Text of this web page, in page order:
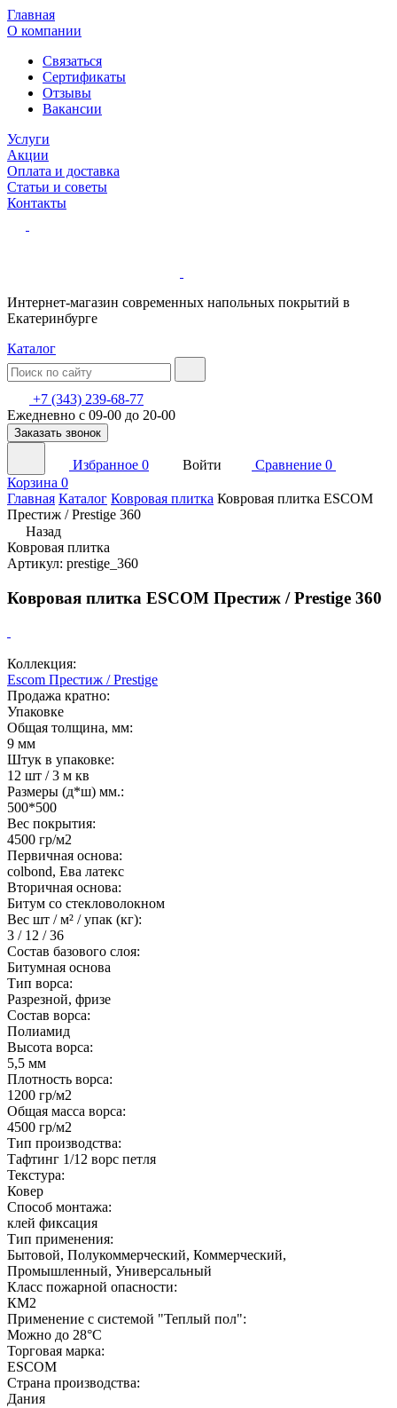
Главная
О компании
Связаться
Сертификаты
Отзывы
Вакансии
Услуги
Акции
Оплата и доставка
Статьи и советы
Контакты
Интернет-магазин современных напольных покрытий в
Екатеринбурге
Каталог
+7 (343) 239-68-77
Ежедневно с 09-00 до 20-00
Заказать звонок
Избранное 0 Войти Сравнение 0
Корзина 0
Главная Каталог Ковровая плитка Ковровая плитка ESCOM
Престиж / Prestige 360
Назад
Ковровая плитка
Артикул: prestige_360
Ковровая плитка ESCOM Престиж / Prestige 360
Коллекция:
Escom Престиж / Prestige
Продажа кратно:
Упаковке
Общая толщина, мм:
9 мм
Штук в упаковке:
12 шт / 3 м кв
Размеры (д*ш) мм.:
500*500
Вес покрытия:
4500 гр/м2
Первичная основа:
colbond, Ева латекс
Вторичная основа:
Битум со стекловолокном
Вес шт / м² / упак (кг):
3 / 12 / 36
Состав базового слоя:
Битумная основа
Тип ворса:
Разрезной, фризе
Состав ворса:
Полиамид
Высота ворса:
5,5 мм
Плотность ворса:
1200 гр/м2
Общая масса ворса:
4500 гр/м2
Тип производства:
Тафтинг 1/12 ворс петля
Текстура:
Ковер
Способ монтажа:
клей фиксация
Тип применения:
Бытовой, Полукоммерческий, Коммерческий,
Промышленный, Универсальный
Класс пожарной опасности:
КМ2
Применение с системой "Теплый пол":
Можно до 28°С
Торговая марка:
ESCOM
Страна производства:
Дания